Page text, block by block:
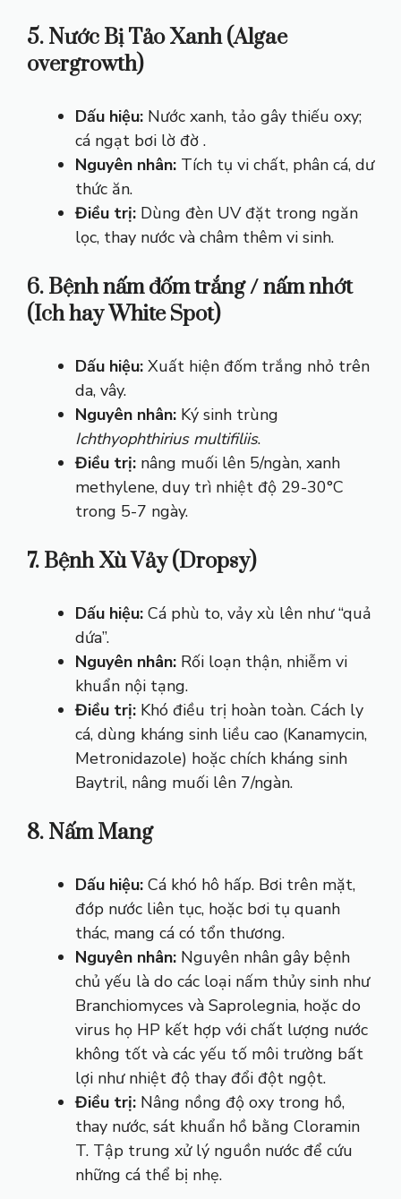
5. Nước Bị Tảo Xanh (Algae
overgrowth)
Dấu hiệu: Nước xanh, tảo gây thiếu oxy;
cá ngạt bơi lờ đờ .
Nguyên nhân: Tích tụ vi chất, phân cá, dư
thức ăn.
Điều trị: Dùng đèn UV đặt trong ngăn
lọc, thay nước và châm thêm vi sinh.
6. Bệnh nấm đốm trắng / nấm nhớt
(Ich hay White Spot)
Dấu hiệu: Xuất hiện đốm trắng nhỏ trên
da, vây.
Nguyên nhân: Ký sinh trùng
Ichthyophthirius multifiliis.
Điều trị: nâng muối lên 5/ngàn, xanh
methylene, duy trì nhiệt độ 29-30°C
trong 5-7 ngày.
7. Bệnh Xù Vảy (Dropsy)
Dấu hiệu: Cá phù to, vảy xù lên như “quả
dứa”.
Nguyên nhân: Rối loạn thận, nhiễm vi
khuẩn nội tạng.
Điều trị: Khó điều trị hoàn toàn. Cách ly
cá, dùng kháng sinh liều cao (Kanamycin,
Metronidazole) hoặc chích kháng sinh
Baytril, nâng muối lên 7/ngàn.
8. Nấm Mang
Dấu hiệu: Cá khó hô hấp. Bơi trên mặt,
đớp nước liên tục, hoặc bơi tụ quanh
thác, mang cá có tổn thương.
Nguyên nhân: Nguyên nhân gây bệnh
chủ yếu là do các loại nấm thủy sinh như
Branchiomyces và Saprolegnia, hoặc do
virus họ HP kết hợp với chất lượng nước
không tốt và các yếu tố môi trường bất
lợi như nhiệt độ thay đổi đột ngột.
Điều trị: Nâng nồng độ oxy trong hồ,
thay nước, sát khuẩn hồ bằng Cloramin
T. Tập trung xử lý nguồn nước để cứu
những cá thể bị nhẹ.